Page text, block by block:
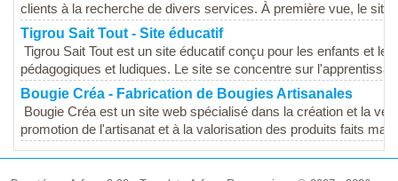
clients à la recherche de divers services. À première vue, le site
Tigrou Sait Tout - Site éducatif
Tigrou Sait Tout est un site éducatif conçu pour les enfants et
pédagogiques et ludiques. Le site se concentre sur
Bougie Créa - Fabrication de Bougies Artisanales
Bougie Créa est un site web spécialisé dans la création et la
promotion de l'artisanat et à la valorisation des produits faits